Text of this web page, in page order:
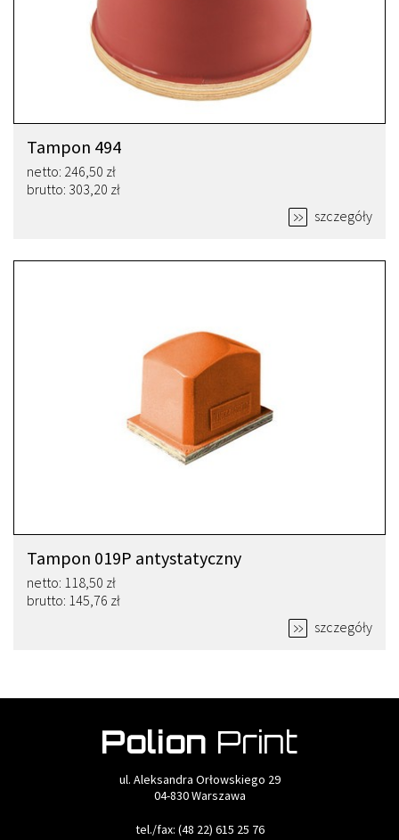
Tampon 494
netto: 246,50 zł
brutto: 303,20 zł
szczegóły
Tampon 019P antystatyczny
netto: 118,50 zł
brutto: 145,76 zł
szczegóły
ul. Aleksandra Orłowskiego 29
04-830 Warszawa
tel./fax: (48 22) 615 25 76